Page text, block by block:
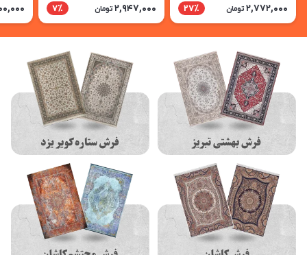
مدادی
2,772,000 تومان 27٪ 2,947,000 تومان 7٪